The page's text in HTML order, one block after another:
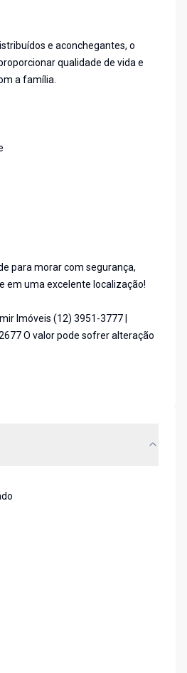
e aconchegantes, o
qualidade de vida e
a família.
para morar com segurança,
em uma excelente localização!
Imóveis (12) 3951-3777 |
O valor pode sofrer alteração